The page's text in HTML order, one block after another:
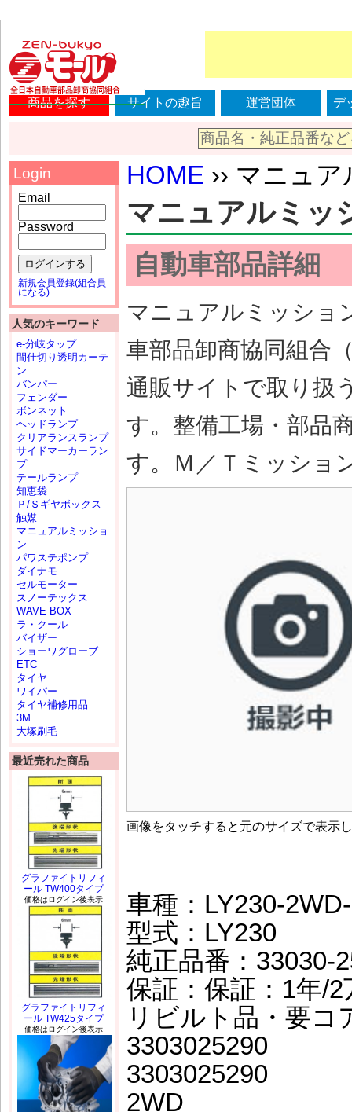
商品を探す サイトの趣旨 運営団体 デ
HOME ›› マニュ
マニュアルミッ
自動車部品詳細
マニュアルミッショ
車部品卸商協同組合
通販サイトで取り扱
す。整備工場・部品
す。Ｍ／Ｔミッショ
画像をタッチすると元のサイズで表示
車種：LY230-
型式：LY230
純正品番：33030-
保証：保証：1年/
リビルト品・要コ
3303025290
3303025290
2WD
Login
Email
Password
ログインする
新規会員登録(組合員
になる)
人気のキーワード
e-分岐タップ
間仕切り透明カーテ
ン
バンパー
フェンダー
ボンネット
ヘッドランプ
クリアランスランプ
サイドマーカーラン
プ
テールランプ
知恵袋
Ｐ/Ｓギヤボックス
触媒
マニュアルミッショ
ン
パワステポンプ
ダイナモ
セルモーター
スノーテックス
WAVE BOX
ラ・クール
バイザー
ショーワグローブ
ETC
タイヤ
ワイパー
タイヤ補修用品
3M
大塚刷毛
最近売れた商品
グラファイトリフィ
ール TW400タイプ
価格はログイン後表示
グラファイトリフィ
ール TW425タイプ
価格はログイン後表示